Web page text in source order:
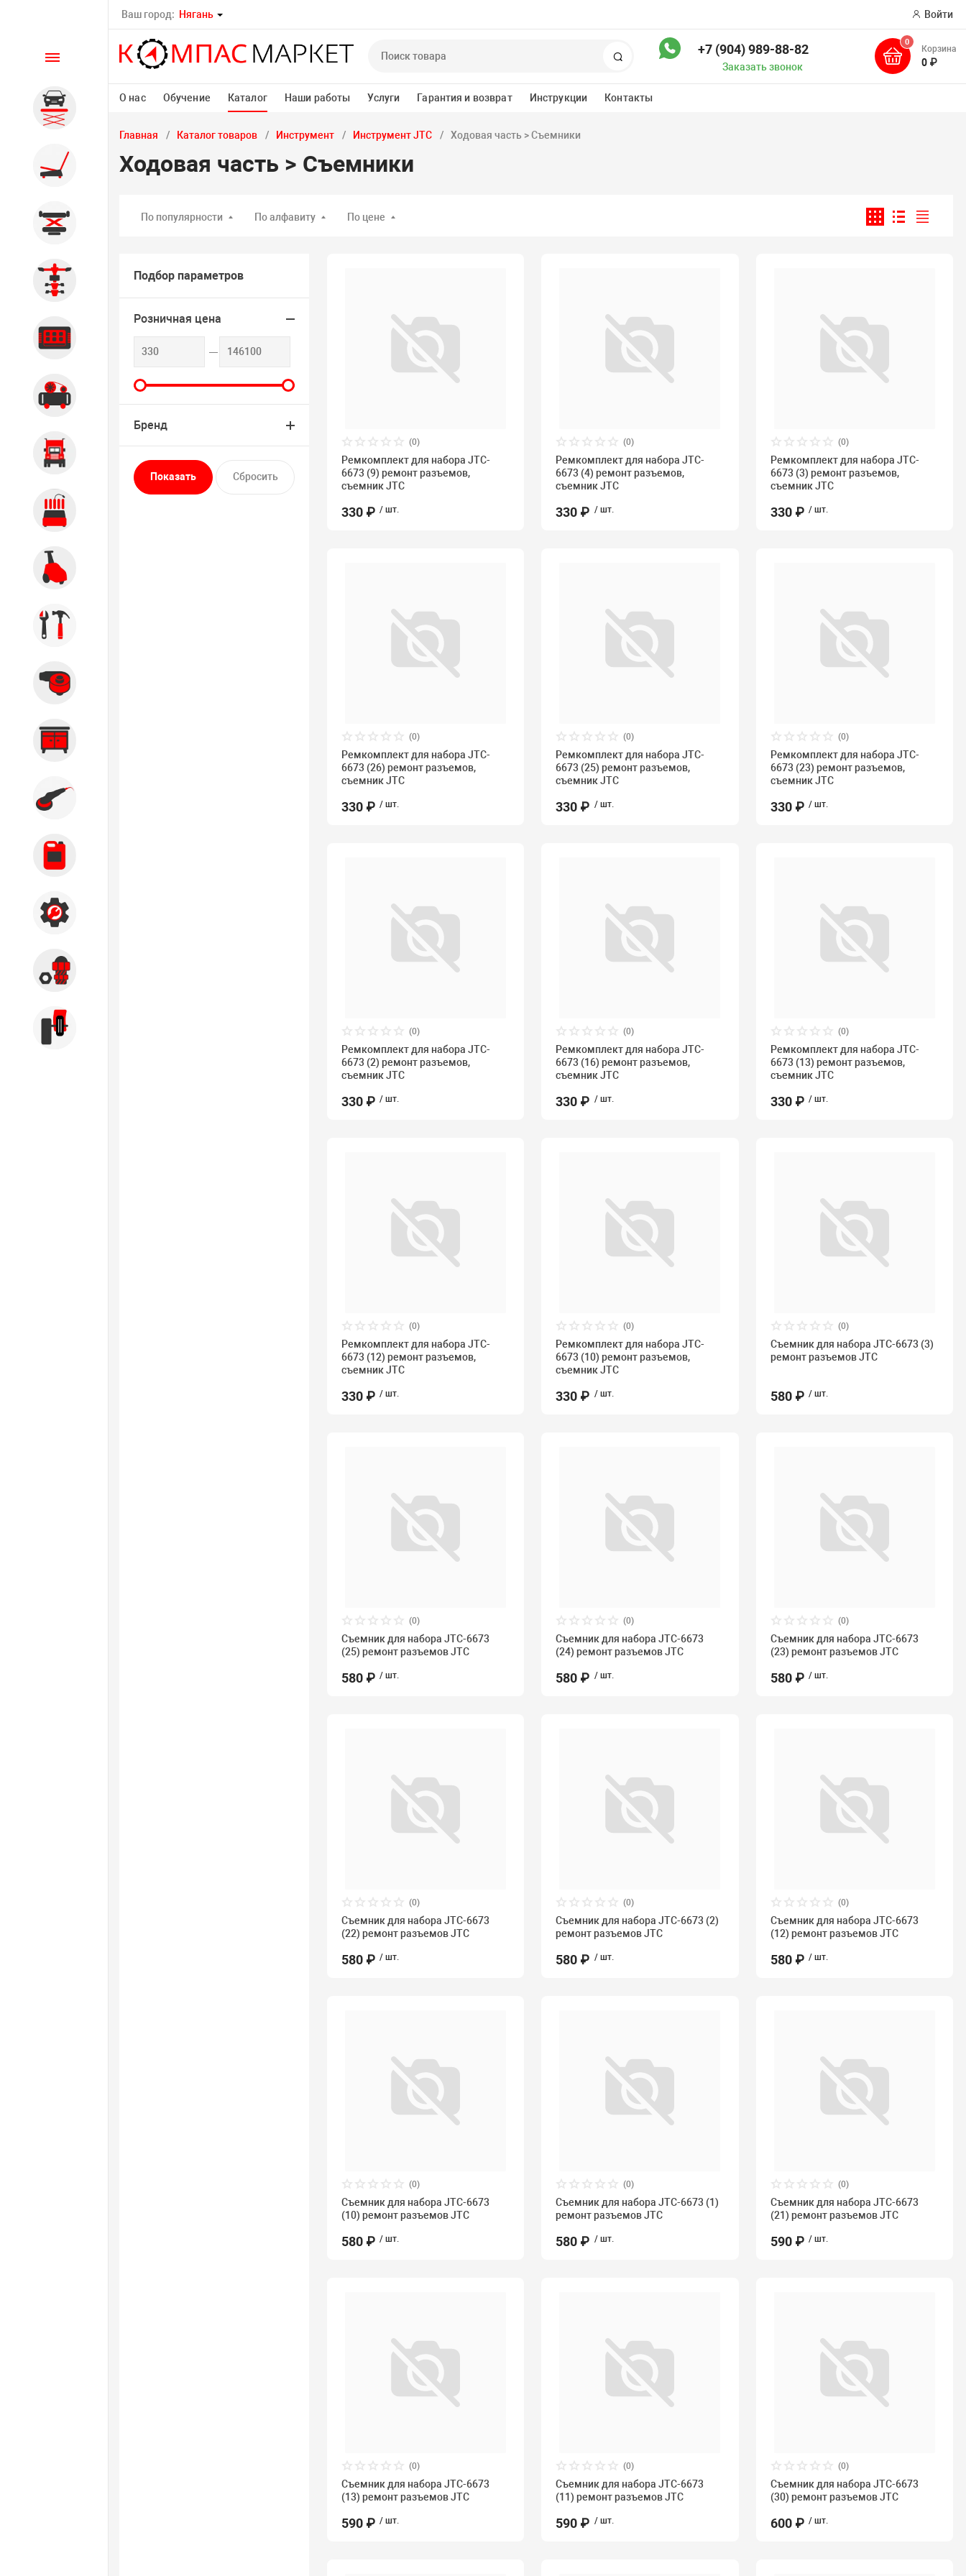
Ваш город: Нягань Войти
Поиск +7 (904) 989-88-82
Заказать звонок
0
Корзина
0 ₽
О нас Обучение Каталог Наши работы Услуги Гарантия и возврат Инструкции Контакты
Каталог
Автомобильные подъемники
Шиномонтажное
оборудование
Общегаражное
Стенды сход-развал
Диагностика
Компрессорное оборудование
Главная Каталог товаров Инструмент Инструмент JTC Ходовая часть > Съемники
Ходовая часть > Съемники
По популярности По алфавиту По цене
Подбор параметров
Розничная цена
Бренд
(0)
Ремкомплект для набора JTC-
6673 (9) ремонт разъемов,
съемник JTC
330 ₽ / шт.
(0)
Ремкомплект для набора JTC-
6673 (4) ремонт разъемов,
съемник JTC
330 ₽ / шт.
(0)
Ремкомплект для набора JTC-
6673 (3) ремонт разъемов,
съемник JTC
330 ₽ / шт.
(0)
Ремкомплект для набора JTC-
6673 (26) ремонт разъемов,
съемник JTC
330 ₽ / шт.
(0)
Ремкомплект для набора JTC-
6673 (25) ремонт разъемов,
съемник JTC
330 ₽ / шт.
(0)
Ремкомплект для набора JTC-
6673 (23) ремонт разъемов,
съемник JTC
330 ₽ / шт.
(0)
Ремкомплект для набора JTC-
6673 (2) ремонт разъемов,
съемник JTC
330 ₽ / шт.
(0)
Ремкомплект для набора JTC-
6673 (16) ремонт разъемов,
съемник JTC
330 ₽ / шт.
(0)
Ремкомплект для набора JTC-
6673 (13) ремонт разъемов,
съемник JTC
330 ₽ / шт.
(0)
Ремкомплект для набора JTC-
6673 (12) ремонт разъемов,
съемник JTC
330 ₽ / шт.
(0)
Ремкомплект для набора JTC-
6673 (10) ремонт разъемов,
съемник JTC
330 ₽ / шт.
(0)
Съемник для набора JTC-6673 (3)
ремонт разъемов JTC
580 ₽ / шт.
(0)
Съемник для набора JTC-6673
(25) ремонт разъемов JTC
580 ₽ / шт.
(0)
Съемник для набора JTC-6673
(24) ремонт разъемов JTC
580 ₽ / шт.
(0)
Съемник для набора JTC-6673
(23) ремонт разъемов JTC
580 ₽ / шт.
(0)
Съемник для набора JTC-6673
(22) ремонт разъемов JTC
580 ₽ / шт.
(0)
Съемник для набора JTC-6673 (2)
ремонт разъемов JTC
580 ₽ / шт.
(0)
Съемник для набора JTC-6673
(12) ремонт разъемов JTC
580 ₽ / шт.
(0)
Съемник для набора JTC-6673
(10) ремонт разъемов JTC
580 ₽ / шт.
(0)
Съемник для набора JTC-6673 (1)
ремонт разъемов JTC
580 ₽ / шт.
(0)
Съемник для набора JTC-6673
(21) ремонт разъемов JTC
590 ₽ / шт.
(0)
Съемник для набора JTC-6673
(13) ремонт разъемов JTC
590 ₽ / шт.
(0)
Съемник для набора JTC-6673
(11) ремонт разъемов JTC
590 ₽ / шт.
(0)
Съемник для набора JTC-6673
(30) ремонт разъемов JTC
600 ₽ / шт.